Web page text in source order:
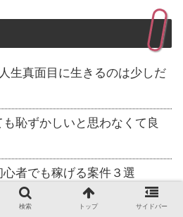
生真面目に生きるのは少しだ
も恥ずかしいと思わなくて良
者でも稼げる案件３選
】ライター業が初心者におす
検索 トップ サイドバー